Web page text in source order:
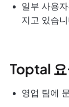
일부 사용
지고 있습
Toptal
영업 팀에